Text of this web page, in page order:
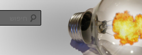
לדלג
לתוכן
לדלג
לתוכן
המשני
נביאים אחרונים